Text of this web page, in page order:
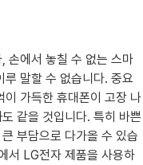
손에서 놓칠 수 없는 스마
말할 수 없습니다. 중요
가득한 휴대폰이 고장 나
같을 것입니다. 특히 바쁜
부담으로 다가올 수 있습
서 LG전자 제품을 사용하